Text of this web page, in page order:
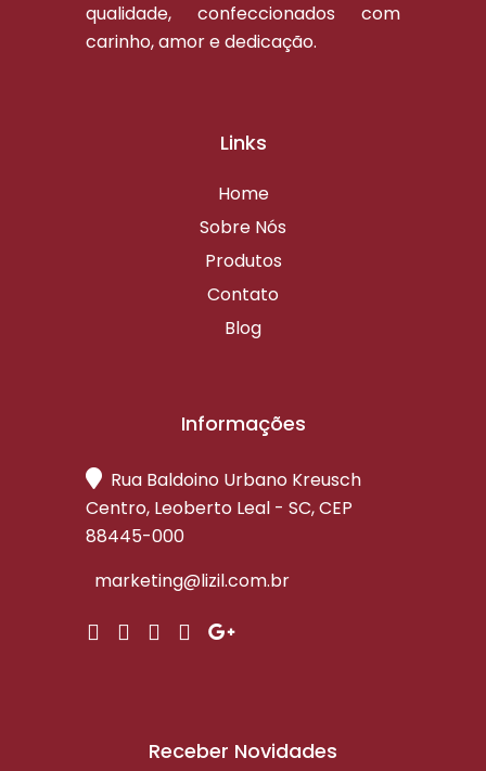
qualidade, confeccionados com
carinho, amor e dedicação.
Links
Home
Sobre Nós
Produtos
Contato
Blog
Informações
Rua Baldoino Urbano Kreusch
Centro, Leoberto Leal - SC, CEP
88445-000
marketing@lizil.com.br
Receber Novidades